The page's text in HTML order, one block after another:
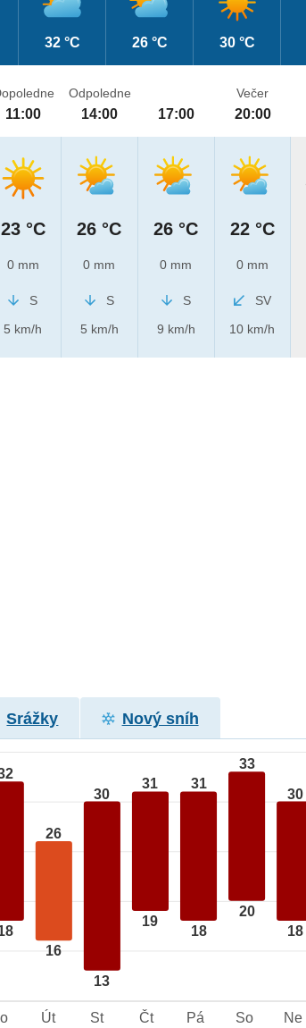
32 °C 26 °C 30 °C
11:00
23 °C
0 mm
S
5 km/h
Odpoledne
14:00
26 °C
0 mm
S
5 km/h
17:00
26 °C
0 mm
S
9 km/h
Večer
20:00
22 °C
0 mm
SV
10 km/h
Srážky Nový sníh
26
16
30
13
31
19
31
18
33
20
30
18
Út St Čt Pá So Ne